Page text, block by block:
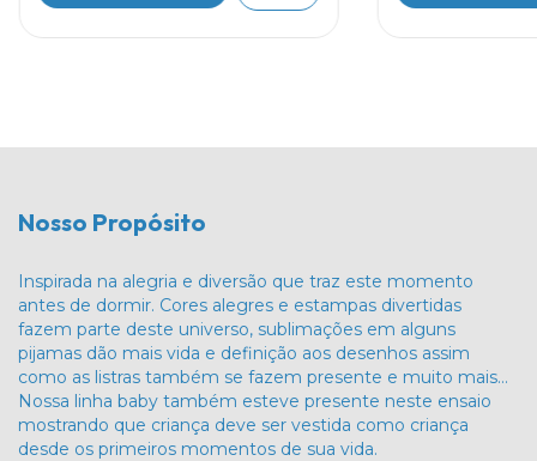
Nosso Propósito
Inspirada na alegria e diversão que traz este momento
antes de dormir. Cores alegres e estampas divertidas
fazem parte deste universo, sublimações em alguns
pijamas dão mais vida e definição aos desenhos assim
como as listras também se fazem presente e muito mais…
Nossa linha baby também esteve presente neste ensaio
mostrando que criança deve ser vestida como criança
desde os primeiros momentos de sua vida.